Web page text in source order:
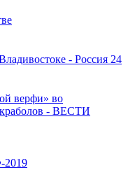
- Россия 24
верфи» во
краболов - ВЕСТИ
2019